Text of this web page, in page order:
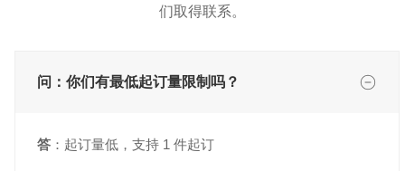
们取得联系。
问：你们有最低起订量限制吗？
答 ：起订量低，支持 1 件起订